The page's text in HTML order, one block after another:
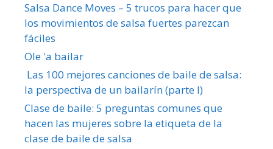
Salsa Dance Moves – 5 trucos para hacer que
los movimientos de salsa fuertes parezcan
fáciles
Ole 'a bailar
Las 100 mejores canciones de baile de salsa:
la perspectiva de un bailarín (parte I)
Clase de baile: 5 preguntas comunes que
hacen las mujeres sobre la etiqueta de la
clase de baile de salsa